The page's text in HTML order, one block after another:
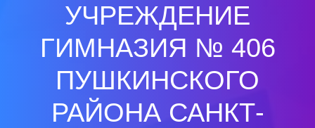
УЧРЕЖДЕНИЕ
ГИМНАЗИЯ № 406
ПУШКИНСКОГО
РАЙОНА САНКТ-